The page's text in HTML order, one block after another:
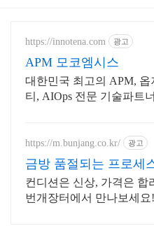
https://innotena.com 광고
APM 모코엠시스
대한민국 최고의 APM, 옵
티, AIOps 전문 기술파트
https://m.bunjang.co.kr/ 광고
금방 품절되는 프로세
대 브랜드 중고거래
컨디션은 신상, 가격은 합
번개장터에서 만나보세요